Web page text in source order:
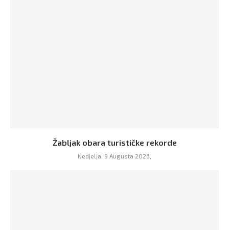
Žabljak obara turističke rekorde
Nedjelja, 9 Augusta 2026,